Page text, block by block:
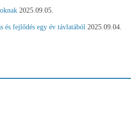
2025.09.05.
és fejlődés egy év távlatából 2025.09.04.